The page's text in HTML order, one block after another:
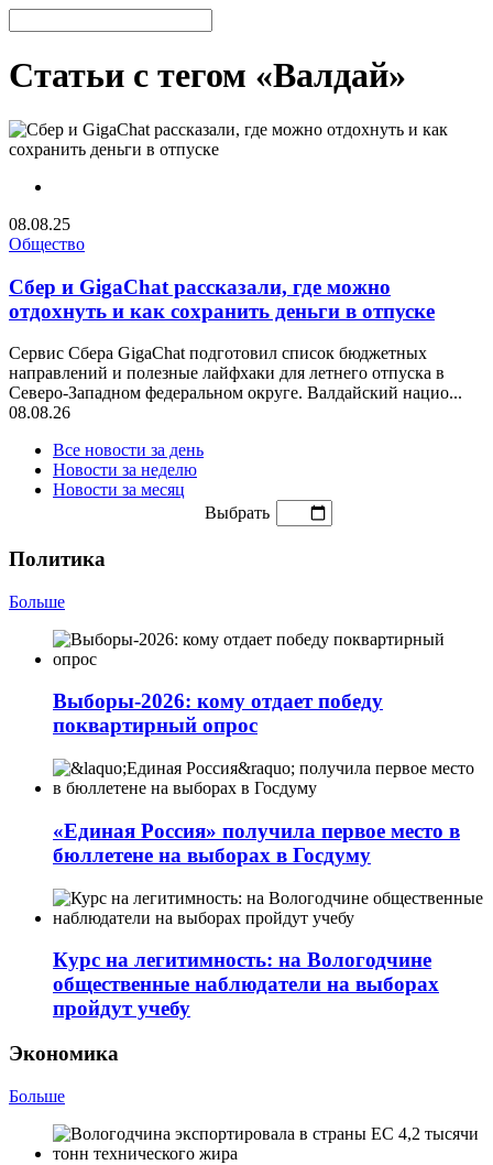
Статьи с тегом «Валдай»
08.08.25
Общество
Сбер и GigaChat рассказали, где можно
отдохнуть и как сохранить деньги в отпуске
Сервис Сбера GigaChat подготовил список бюджетных
направлений и полезные лайфхаки для летнего отпуска в
Северо-Западном федеральном округе. Валдайский нацио...
08.08.26
Все новости за день
Новости за неделю
Новости за месяц
Выбрать
Политика
Больше
Выборы-2026: кому отдает победу
поквартирный опрос
«Единая Россия» получила первое место в
бюллетене на выборах в Госдуму
Курс на легитимность: на Вологодчине
общественные наблюдатели на выборах
пройдут учебу
Экономика
Больше